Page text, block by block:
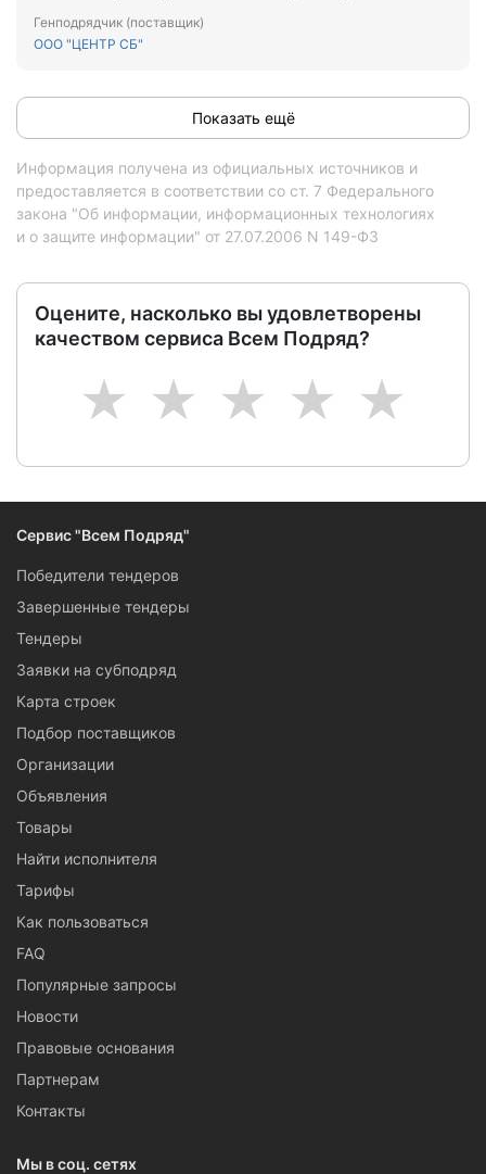
стоимость капитального ремонта
Генподрядчик (поставщик)
ООО "ЦЕНТР СБ"
Показать ещё
Информация получена из официальных источников и
предоставляется в соответствии со ст. 7 Федерального
закона "Об информации, информационных технологиях
и о защите информации" от 27.07.2006 N 149-ФЗ
Оцените, насколько вы удовлетворены
качеством сервиса Всем Подряд?
5
4
3
2
1
Сервис "Всем Подряд"
Победители тендеров
Завершенные тендеры
Тендеры
Заявки на субподряд
Карта строек
Подбор поставщиков
Организации
Объявления
Товары
Найти исполнителя
Тарифы
Как пользоваться
FAQ
Популярные запросы
Новости
Правовые основания
Партнерам
Контакты
Мы в соц. сетях